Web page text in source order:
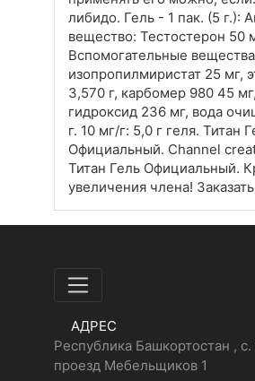
либидо. Гель - 1 пак. (5 г.):
вещество: Тестостерон 50
Вспомогательные
изопропилмиристат 25 мг,
3,570 г, карбомер 980 45
гидроксид 236 мг, вода
г. 10 мг/г: 5,0 г геля. Титан
Официальный. Channel
Титан Гель Официальный.
увеличения члена!
АДРЕС
Республика Башкортостан ,
проезд Мебельщиков 1